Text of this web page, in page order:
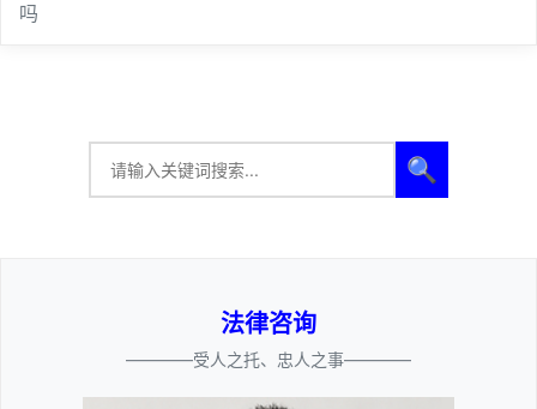
吗
🔍
法律咨询
————受人之托、忠人之事————